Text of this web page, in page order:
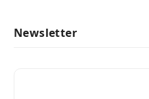
Newsletter